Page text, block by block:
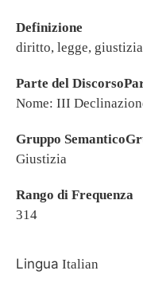
Definizione
diritto, legge, giustizia
Parte del
Nome: III
Gruppo
Giustizia
Rango di Frequenza
314
Lingua Italian